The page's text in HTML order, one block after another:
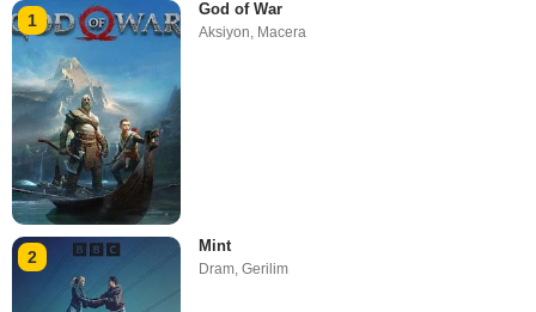
1
God of War
Aksiyon Macera
2
Mint
Dram,Gerilim